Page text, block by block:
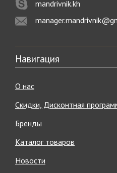
mandrivnik.kh
Навигация
О нас
Скидки, Дисконтная
Бренды
Каталог товаров
Новости